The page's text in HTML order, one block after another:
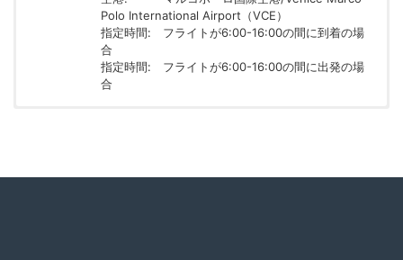
Polo International Airport（VCE）
指定時間: フライトが6:00-16:00の間に到着の場
合
指定時間: フライトが6:00-16:00の間に出発の場
合